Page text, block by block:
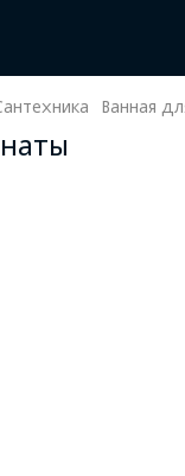
Ванная